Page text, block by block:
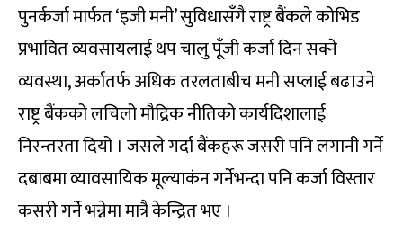
पुनर्कर्जा मार्फत ‘इजी मनी’ सुविधासँगै राष्ट्र बैंकले कोभिड
प्रभावित व्यवसायलाई थप चालु पूँजी कर्जा दिन सक्ने
व्यवस्था, अर्कातर्फ अधिक तरलताबीच मनी सप्लाई बढाउने
राष्ट्र बैंकको लचिलो मौद्रिक नीतिको कार्यदिशालाई
निरन्तरता दियो । जसले गर्दा बैंकहरू जसरी पनि लगानी गर्ने
दबाबमा व्यावसायिक मूल्याकंन गर्नेभन्दा पनि कर्जा विस्तार
कसरी गर्ने भन्नेमा मात्रै केन्द्रित भए ।